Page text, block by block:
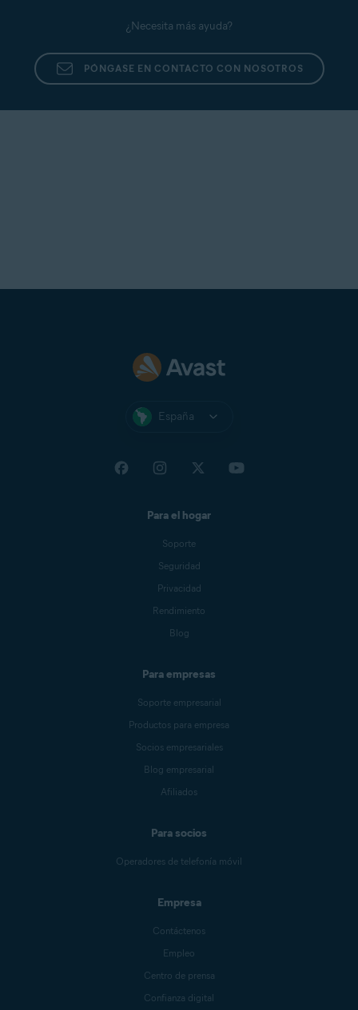
¿Necesita más ayuda?
PÓNGASE EN CONTACTO CON NOSOTROS
España
Para el hogar
Soporte
Seguridad
Privacidad
Rendimiento
Blog
Para empresas
Soporte empresarial
Productos para empresa
Socios empresariales
Blog empresarial
Afiliados
Para socios
Operadores de telefonía móvil
Empresa
Contáctenos
Empleo
Centro de prensa
Confianza digital